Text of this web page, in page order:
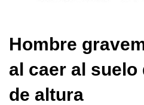
Hombre
al caer al suelo
de altura